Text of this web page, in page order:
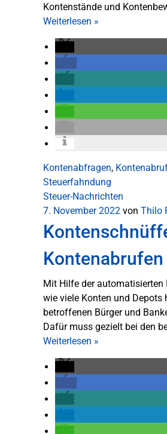
Kontenstände und
Weiterlesen »
Kontenabfragen,
Steuerfahndung
Steuer-Nachrichten
7. November 2022 von Thilo
Kontenabrufen
Mit Hilfe der automatisierten
wie viele Konten und
betroffenen Bürger und
Dafür muss gezielt bei den
Weiterlesen »